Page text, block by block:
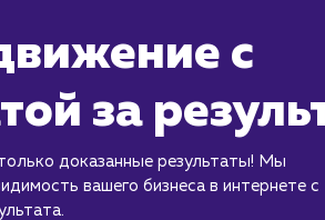
с
за
доказанные результаты! Мы
вашего бизнеса в интернете с